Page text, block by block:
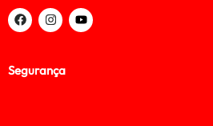
Segurança